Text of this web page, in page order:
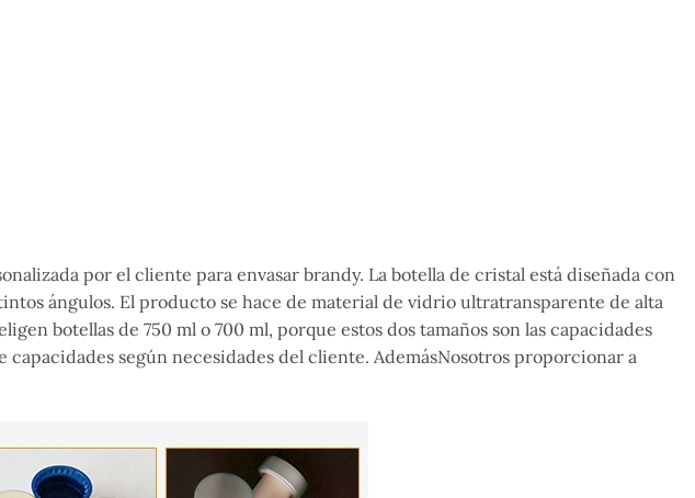
por el cliente para envasar brandy. La botella de cristal está diseñada con
ángulos. El producto se hace de material de vidrio ultratransparente de alta
botellas de 750 ml o 700 ml, porque estos dos tamaños son las capacidades
capacidades según necesidades del cliente. AdemásNosotros proporcionar a